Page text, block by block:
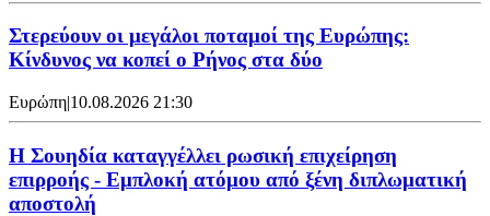
Στερεύουν οι μεγάλοι ποταμοί της Ευρώπης:
Κίνδυνος να κοπεί ο Ρήνος στα δύο
Ευρώπη|10.08.2026 21:30
Η Σουηδία καταγγέλλει ρωσική επιχείρηση
επιρροής - Εμπλοκή ατόμου από ξένη διπλωματική
αποστολή